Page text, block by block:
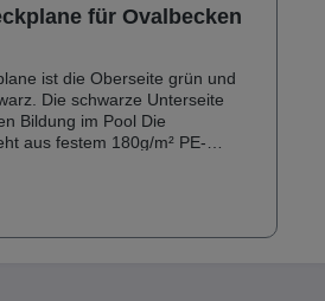
für Ovalbecken
ist die Oberseite grün und
Bildung im Pool Die
aus festem 180g/m² PE-
die Abdeckung mit einem